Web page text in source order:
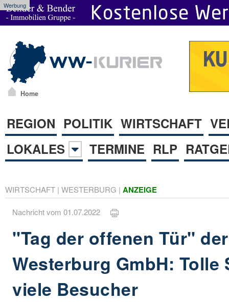
Werbung
Home
REGION POLITIK WIRTSCHAFT
LOKALES
TERMINE RLP
WIRTSCHAFT | WESTERBURG | ANZEIGE
Nachricht vom 01.07.2022
"Tag der offenen Tür"
Westerburg GmbH:
viele Besucher